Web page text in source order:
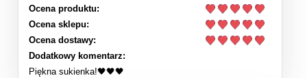
Ocena produktu:
Ocena sklepu:
Ocena dostawy:
Dodatkowy komentarz:
Piękna sukienka!🖤🖤🖤